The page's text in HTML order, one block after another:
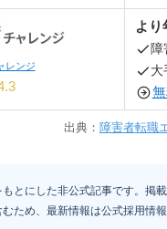
レンジ
より
大
出典： 障害者転職
とにした非公式記事です。掲
ため、最新情報は公式採用情報